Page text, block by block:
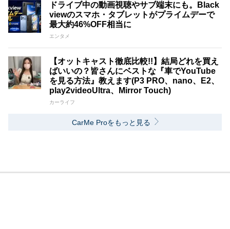
ドライブ中の動画視聴やサブ端末にも。Black
viewのスマホ・タブレットがプライムデーで
最大約46%OFF相当に
エンタメ
【オットキャスト徹底比較!!】結局どれを買え
ばいいの？皆さんにベストな『車でYouTube
を見る方法』教えます(P3 PRO、nano、E2、
play2videoUltra、Mirror Touch)
カーライフ
CarMe Proをもっと見る